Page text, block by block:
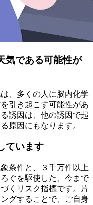
気である可能性が
、多くの人に脳内化学
引き起こす可能性があ
誘因は、他の誘因で起
原因にもなります。
ています
条件と、３千万件以上
ぐを駆使した、今まで
くリスク指標です。片
グすることで、ご自身